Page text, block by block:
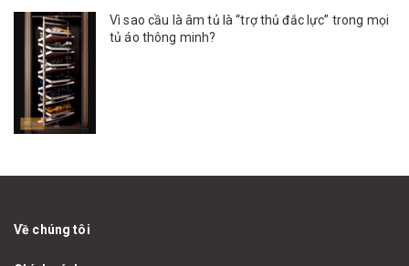
Vì sao cầu là âm tủ là “trợ thủ đắc lực” trong mọi
tủ áo thông minh?
Về chúng tôi